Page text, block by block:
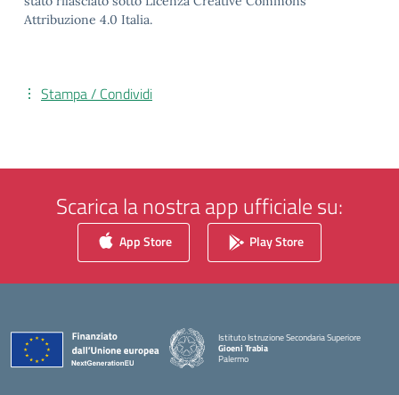
Attribuzione 4.0 Italia.
Stampa / Condividi
Scarica la nostra app ufficiale su:
App Store Play Store
Istituto Istruzione Secondaria Superiore
Gioeni Trabia
Palermo